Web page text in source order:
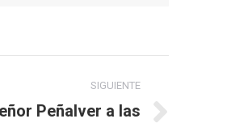
SIGUIENTE
Peñalver a las